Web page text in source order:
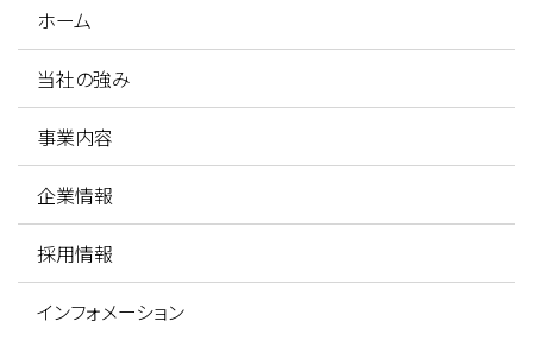
ホーム
当社の強み
事業内容
企業情報
採用情報
インフォメーション